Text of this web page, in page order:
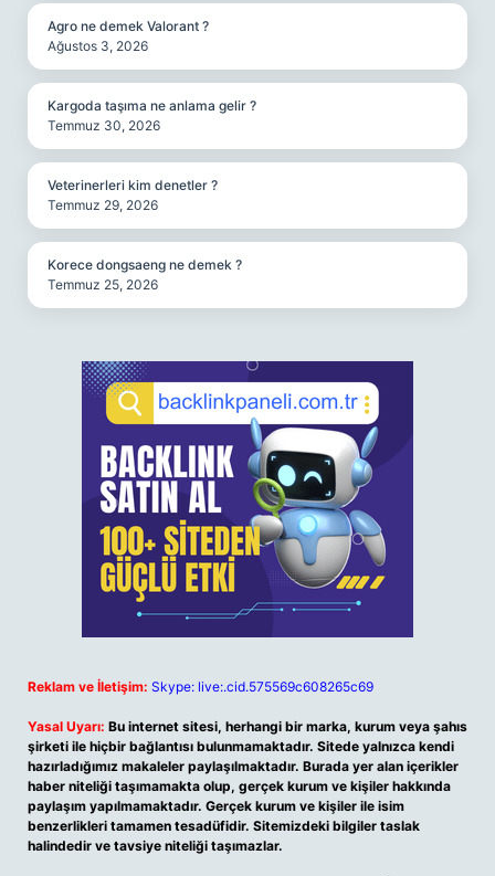
Agro ne demek Valorant ?
Ağustos 3, 2026
Kargoda taşıma ne anlama gelir ?
Temmuz 30, 2026
Veterinerleri kim denetler ?
Temmuz 29, 2026
Korece dongsaeng ne demek ?
Temmuz 25, 2026
Reklam ve İletişim: Skype: live:.cid.575569c608265c69
Yasal Uyarı: Bu internet sitesi, herhangi bir marka, kurum veya şahıs
şirketi ile hiçbir bağlantısı bulunmamaktadır. Sitede yalnızca kendi
hazırladığımız makaleler paylaşılmaktadır. Burada yer alan içerikler
haber niteliği taşımamakta olup, gerçek kurum ve kişiler hakkında
paylaşım yapılmamaktadır. Gerçek kurum ve kişiler ile isim
benzerlikleri tamamen tesadüfidir. Sitemizdeki bilgiler taslak
halindedir ve tavsiye niteliği taşımazlar.